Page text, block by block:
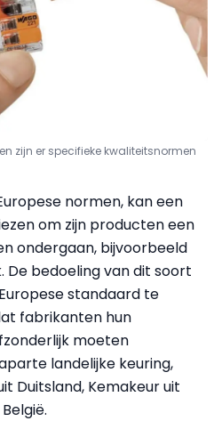
zijn er specifieke kwaliteitsnormen
normen, kan een
om zijn producten een
ondergaan, bijvoorbeeld
De bedoeling van dit soort
standaard te
fabrikanten hun
moeten
landelijke keuring,
Duitsland, Kemakeur uit